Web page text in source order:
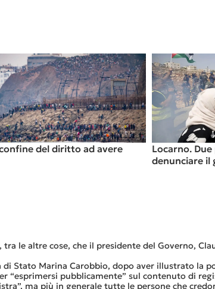
i nostri giovani annegano in
le altre cose, che il presidente del Governo,
Stato Marina Carobbio, dopo aver illustrato la
“esprimersi pubblicamente” sul contenuto di
ma più in generale tutte le persone che